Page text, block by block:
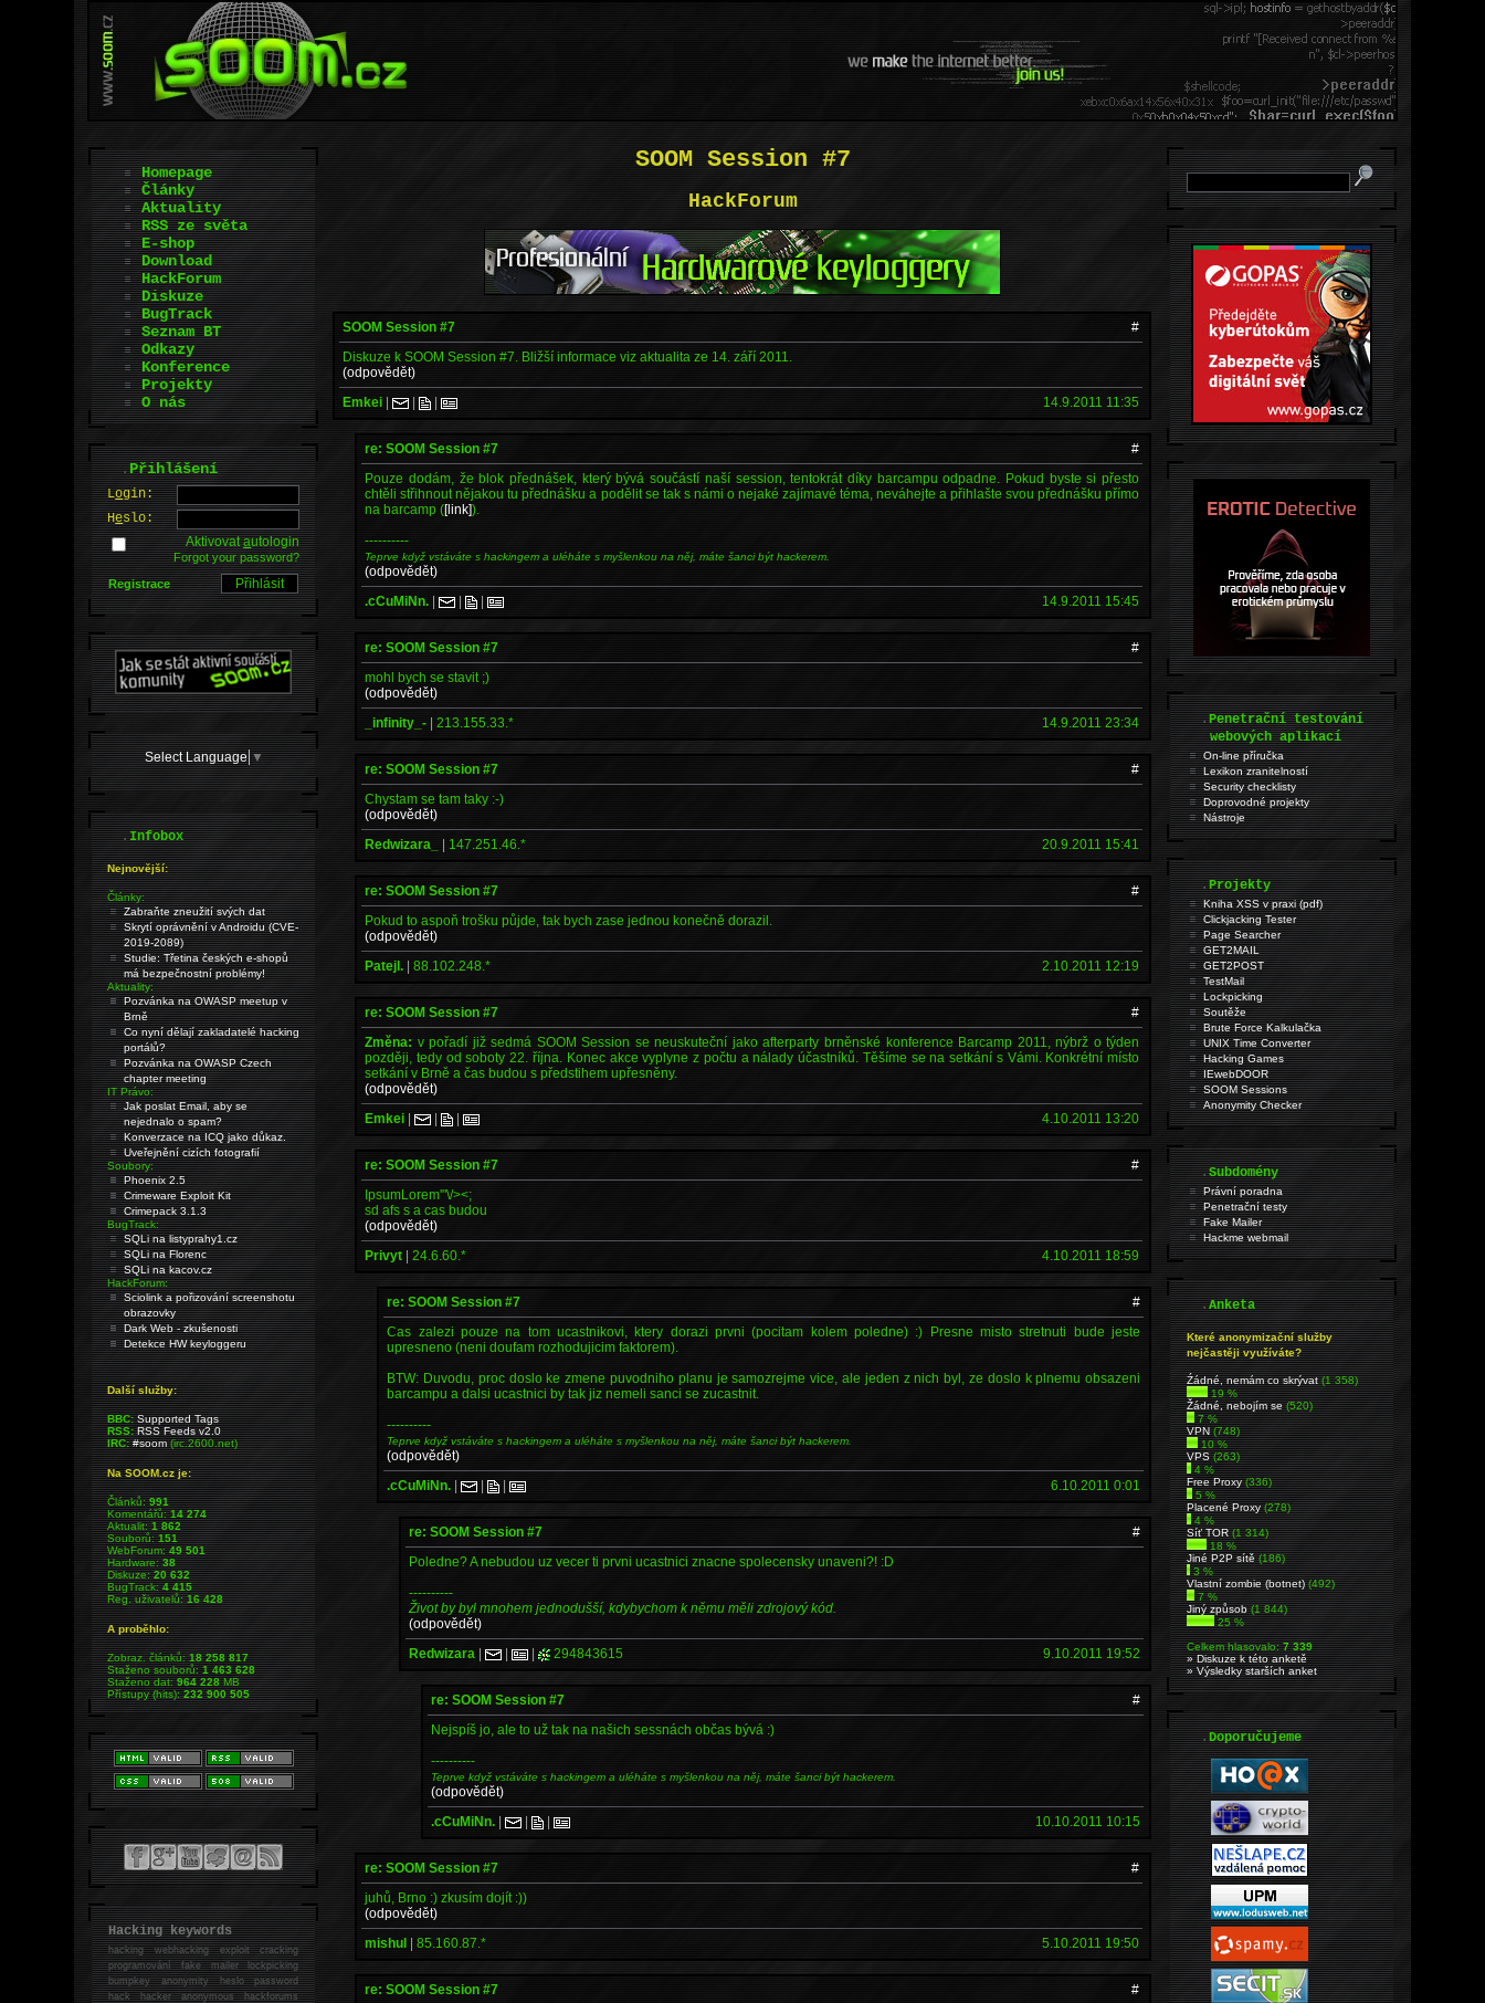
SOOM Session #7
HackForum
SOOM Session #7
#
Diskuze k SOOM Session #7. Bližší informace viz aktualita ze 14. září 2011.
(odpovědět)
Emkei | | | 14.9.2011 11:35
re: SOOM Session #7
#
Pouze dodám, že blok přednášek, který bývá součástí naší session, tentokrát díky barcampu odpadne. Pokud byste si přesto
chtěli střihnout nějakou tu přednášku a podělit se tak s námi o nejaké zajímavé téma, neváhejte a přihlašte svou přednášku přímo
na barcamp ([link]).
----------
Teprve když vstáváte s hackingem a uléháte s myšlenkou na něj, máte šanci být hackerem.
(odpovědět)
.cCuMiNn. | | | 14.9.2011 15:45
re: SOOM Session #7
#
mohl bych se stavit ;)
(odpovědět)
_infinity_- |213.155.33.* 14.9.2011 23:34
re: SOOM Session #7
#
Chystam se tam taky :-)
(odpovědět)
Redwizara_
| 147.251.46.* 20.9.2011 15:41
re: SOOM Session #7
#
Pokud to aspoň trošku půjde, tak bych zase jednou konečně dorazil.
(odpovědět)
Patejl. |88.102.248.* 2.10.2011 12:19
re: SOOM Session #7
#
Změna: v pořadí již sedmá SOOM Session se neuskuteční jako afterparty brněnské konference Barcamp 2011, nýbrž o týden
později, tedy od soboty 22. října. Konec akce vyplyne z počtu a nálady účastníků. Těšíme se na setkání s Vámi. Konkrétní místo
setkání v Brně a čas budou s předstihem upřesněny.
(odpovědět)
Emkei | | | 4.10.2011 13:20
re: SOOM Session #7
#
IpsumLorem'"\/><;
sd afs s a cas budou
(odpovědět)
Privyt |24.6.60.* 4.10.2011 18:59
re: SOOM Session #7
#
Cas zalezi pouze na tom ucastnikovi, ktery dorazi prvni (pocitam kolem poledne) :) Presne misto stretnuti bude jeste
upresneno (neni doufam rozhodujicim faktorem).
BTW: Duvodu, proc doslo ke zmene puvodniho planu je samozrejme vice, ale jeden z nich byl, ze doslo k plnemu obsazeni
barcampu a dalsi ucastnici by tak jiz nemeli sanci se zucastnit.
----------
Teprve když vstáváte s hackingem a uléháte s myšlenkou na něj, máte šanci být hackerem.
(odpovědět)
.cCuMiNn. | | | 6.10.2011 0:01
re: SOOM Session #7
#
Poledne? A nebudou uz vecer ti prvni ucastnici znacne spolecensky unaveni?! :D
----------
Život by byl mnohem jednodušší, kdybychom k němu měli zdrojový kód.
(odpovědět)
Redwizara | | | 294843615 9.10.2011 19:52
re: SOOM Session #7
#
Nejspíš jo, ale to už tak na našich sessnách občas bývá :)
----------
Teprve když vstáváte s hackingem a uléháte s myšlenkou na něj, máte šanci být hackerem.
(odpovědět)
.cCuMiNn. | | | 10.10.2011 10:15
re: SOOM Session #7
#
juhů, Brno :) zkusím dojít :))
(odpovědět)
mishul |85.160.87.* 5.10.2011 19:50
re: SOOM Session #7
#
Homepage
Články
Aktuality
RSS ze světa
E-shop
Download
HackForum
Diskuze
BugTrack
Seznam BT
Odkazy
Konference
Projekty
O nás
.Přihlášení
Login:
Heslo:
Aktivovatautologin
Forgot your password?
Registrace
Select Language ▼
.Infobox
Nejnovější:
Články:
Zabraňte zneužití svých dat
Skrytí oprávnění v Androidu (CVE-
2019-2089)
Studie: Třetina českých e-shopů
má bezpečnostní problémy!
Aktuality:
Pozvánka na OWASP meetup v
Brně
Co nyní dělají zakladatelé hacking
portálů?
Pozvánka na OWASP Czech
chapter meeting
IT Právo:
Jak poslat Email, aby se
nejednalo o spam?
Konverzace na ICQ jako důkaz.
Uveřejnění cizích fotografií
Soubory:
Phoenix 2.5
Crimeware Exploit Kit
Crimepack 3.1.3
BugTrack:
SQLi na listyprahy1.cz
SQLi na Florenc
SQLi na kacov.cz
HackForum:
Sciolink a pořizování screenshotu
obrazovky
Dark Web - zkušenosti
Detekce HW keyloggeru
Další služby:
BBC: Supported Tags
RSS: RSS Feeds v2.0
IRC: #soom(irc.2600.net)
Na SOOM.cz je:
Článků:991
Komentářů:14 274
Aktualit:1 862
Souborů:151
WebForum:49 501
Hardware:38
Diskuze:20 632
BugTrack:4 415
Reg. uživatelů:16 428
A proběhlo:
Zobraz. článků:18 258 817
Staženo souborů:1 463 628
Staženo dat:964 228MB
Přístupy (hits):232 900 505
Hacking keywords
hackingwebhacking exploit cracking
programování fake mailer lockpicking
bumpkey anonymity heslo password
hackhacker anonymous hackforums
.Penetrační testování
webových aplikací
On-line příručka
Lexikon zranitelností
Security checklisty
Doprovodné projekty
Nástroje
.Projekty
Kniha XSS v praxi (pdf)
Clickjacking Tester
Page Searcher
GET2MAIL
GET2POST
TestMail
Lockpicking
Soutěže
Brute Force Kalkulačka
UNIX Time Converter
Hacking Games
IEwebDOOR
SOOM Sessions
Anonymity Checker
.Subdomény
Právní poradna
Penetrační testy
Fake Mailer
Hackme webmail
.Anketa
Které anonymizační služby
nejčastěji využíváte?
Źádné, nemám co skrývat(1 358)
19 %
Žádné, nebojím se(520)
7 %
VPN(748)
10 %
VPS(263)
4 %
Free Proxy(336)
5 %
Placené Proxy(278)
4 %
Síť TOR(1 314)
18 %
Jiné P2P sítě(186)
3 %
Vlastní zombie (botnet)(492)
7 %
Jiný způsob(1 844)
25 %
Celkem hlasovalo:7 339
» Diskuze k této anketě
» Výsledky starších anket
.Doporučujeme